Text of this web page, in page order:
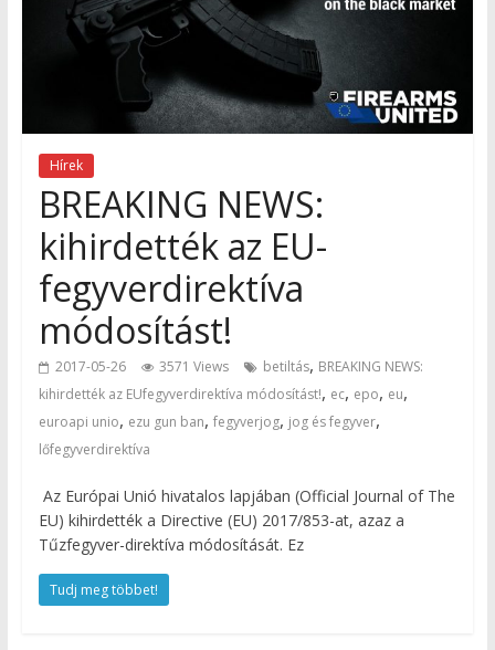
Hírek
BREAKING NEWS:
kihirdették az EU-
fegyverdirektíva
módosítást!
2017-05-26 3571 Views betiltás, BREAKING NEWS:
kihirdették az EUfegyverdirektíva módosítást!, ec, epo, eu,
euroapi unio, ezu gun ban, fegyverjog, jog és fegyver,
lőfegyverdirektíva
Az Európai Unió hivatalos lapjában (Official Journal of The
EU) kihirdették a Directive (EU) 2017/853-at, azaz a
Tűzfegyver-direktíva módosítását. Ez
Tudj meg többet!